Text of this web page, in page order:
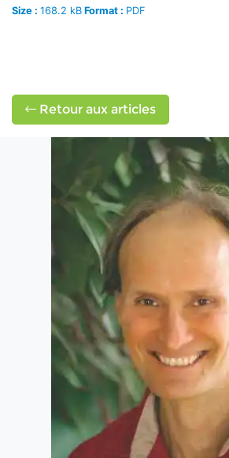
Size : 168.2 kB Format : PDF
Retour aux articles